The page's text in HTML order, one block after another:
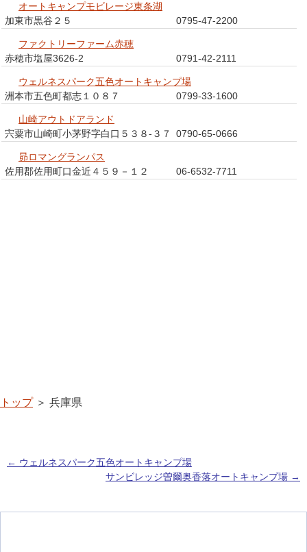
オートキャンプモビレージ東条湖
加東市黒谷２５
0795-47-2200
ファクトリーファーム赤穂
赤穂市塩屋3626-2
0791-42-2111
ウェルネスパーク五色オートキャンプ場
洲本市五色町都志１０８７
0799-33-1600
山崎アウトドアランド
宍粟市山崎町小茅野字白口５３８-３７
0790-65-0666
昴ロマングランパス
佐用郡佐用町口金近４５９－１２
06-6532-7711
トップ＞ 兵庫県
← ウェルネスパーク五色オートキャンプ場
サンビレッジ曽爾奥香落オートキャンプ場 →